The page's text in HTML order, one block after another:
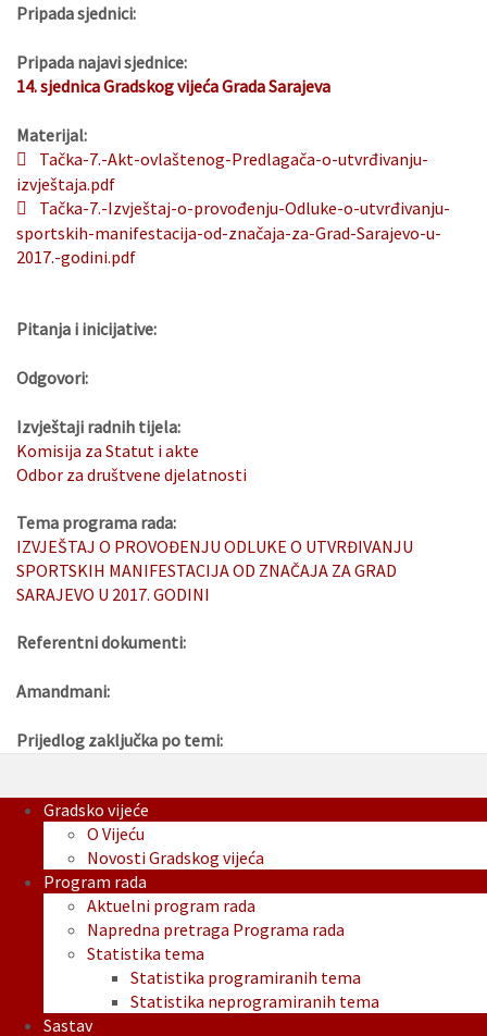
Pripada sjednici:
Pripada najavi sjednice:
14. sjednica Gradskog vijeća Grada Sarajeva
Materijal:
Tačka-7.-Akt-ovlaštenog-Predlagača-o-utvrđivanju-
izvještaja.pdf
Tačka-7.-Izvještaj-o-provođenju-Odluke-o-utvrđivanju-
sportskih-manifestacija-od-značaja-za-Grad-Sarajevo-u-
2017.-godini.pdf
Pitanja i inicijative:
Odgovori:
Izvještaji radnih tijela:
Komisija za Statut i akte
Odbor za društvene djelatnosti
Tema programa rada:
IZVJEŠTAJ O PROVOĐENJU ODLUKE O UTVRĐIVANJU
SPORTSKIH MANIFESTACIJA OD ZNAČAJA ZA GRAD
SARAJEVO U 2017. GODINI
Referentni dokumenti:
Amandmani:
Prijedlog zaključka po temi:
Gradsko vijeće
O Vijeću
Novosti Gradskog vijeća
Program rada
Aktuelni program rada
Napredna pretraga Programa rada
Statistika tema
Statistika programiranih tema
Statistika neprogramiranih tema
Sastav